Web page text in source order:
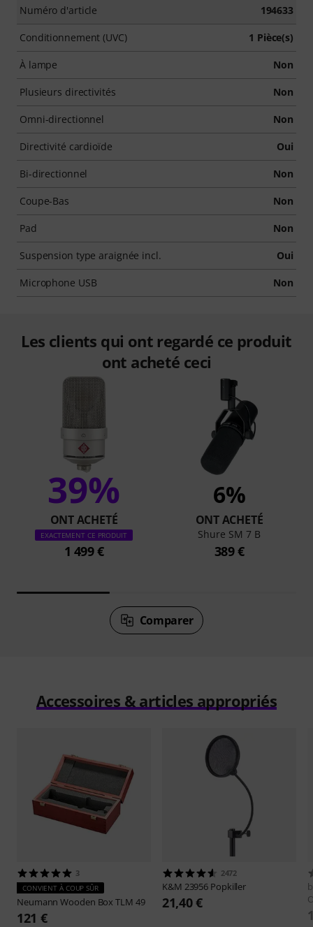
Numéro d'article 194633
Conditionnement (UVC) 1 Pièce(s)
À lampe Non
Plusieurs directivités Non
Omni-directionnel Non
Directivité cardioïde Oui
Bi-directionnel Non
Coupe-Bas Non
Pad Non
Suspension type araignée incl. Oui
Microphone USB Non
Les clients qui ont regardé ce produit
ont acheté ceci
39%
ONT ACHETÉ
EXACTEMENT CE PRODUIT
1 499 €
6%
ONT ACHETÉ
Shure SM 7 B
389 €
Comparer
Accessoires & articles appropriés
3
CONVIENT À COUP SÛR
NeumannWooden Box TLM 49
121 €
2472
K&M 23956 Popkiller
21,40 €